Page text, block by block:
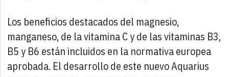
Los beneficios destacados del magnesio,
manganeso, de la vitamina C y de las vitaminas B3,
B5 y B6 están incluidos en la normativa europea
aprobada. El desarrollo de este nuevo Aquarius